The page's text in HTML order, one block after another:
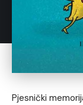
Pjesnički